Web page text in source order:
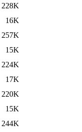
228K
16K
257K
15K
224K
17K
220K
15K
244K